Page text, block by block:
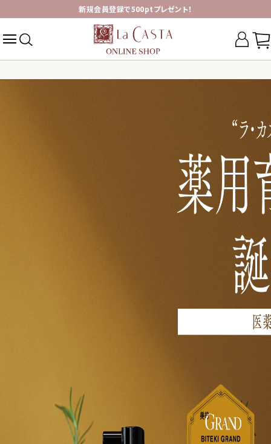
新規会員登録で500ptプレゼント！